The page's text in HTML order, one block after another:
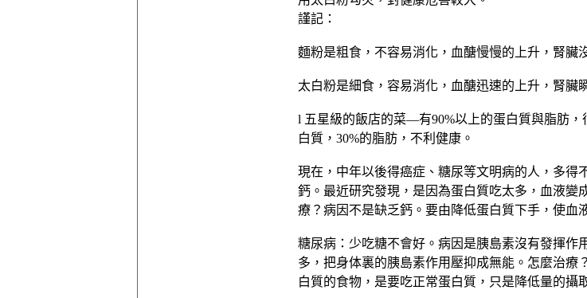
謹記：
麵粉是粗食，不容易消化，血醣慢慢的上升，腎臟
太白粉是細食，容易消化，血醣迅速的上升，腎臟
l 五星級的飯店的菜—有90%以上的蛋白質與脂肪
白質，30%的脂肪，不利健康。
現在，中年以後得癌症、糖尿等文明病的人，多得
鈣。最近研究發現，是因為蛋白質吃太多，血液變
療？病因不是缺乏鈣。要由降低蛋白質下手，使血
糖尿病：少吃糖不會好。病因是胰島素沒有發揮作
多，把身体裏的胰島素作用壓抑成無能。怎麼治
白質的食物，是要吃正常蛋白質，只是降低量的攝